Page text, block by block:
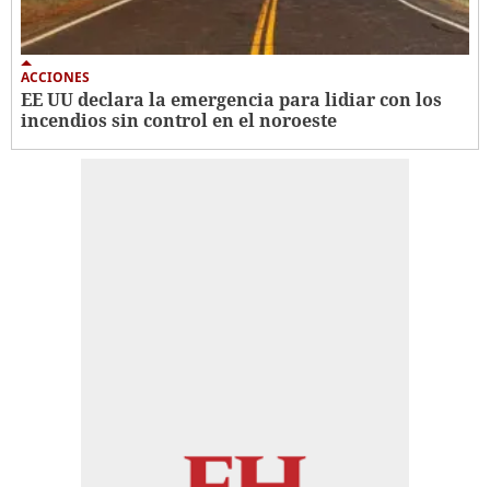
ACCIONES
EE UU declara la emergencia para lidiar con los
incendios sin control en el noroeste